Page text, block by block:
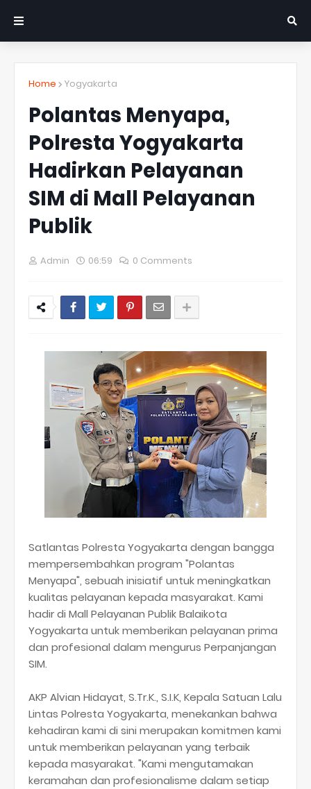
Home Yogyakarta
Polantas Menyapa,
Polresta Yogyakarta
Hadirkan Pelayanan
SIM di Mall Pelayanan
Publik
Admin 06:59 0 Comments
Satlantas Polresta Yogyakarta dengan bangga
mempersembahkan program "Polantas
Menyapa", sebuah inisiatif untuk meningkatkan
kualitas pelayanan kepada masyarakat. Kami
hadir di Mall Pelayanan Publik Balaikota
Yogyakarta untuk memberikan pelayanan prima
dan profesional dalam mengurus Perpanjangan
SIM.
AKP Alvian Hidayat, S.Tr.K., S.I.K, Kepala Satuan Lalu
Lintas Polresta Yogyakarta, menekankan bahwa
kehadiran kami di sini merupakan komitmen kami
untuk memberikan pelayanan yang terbaik
kepada masyarakat. "Kami mengutamakan
keramahan dan profesionalisme dalam setiap